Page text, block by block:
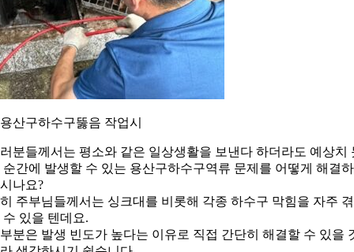
산구하수구뚫음 작업시
분들께서는 평소와 같은 일상생활을 보낸다 하더라도 예상치
순간에 발생할 수 있는 용산구하수구역류 문제를 어떻게 해결
나요?
주부님들께서는 싱크대를 비롯해 각종 하수구 막힘을 자주
수 있을 텐데요.
분은 발생 빈도가 높다는 이유로 직접 간단히 해결할 수 있을